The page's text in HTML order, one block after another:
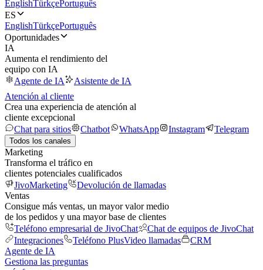
EnglishTürkçePortuguês
ES
EnglishTürkçePortuguês
Oportunidades
IA
Aumenta el rendimiento del
equipo con IA
Agente de IA
Asistente de IA
Atención al cliente
Crea una experiencia de atención al
cliente excepcional
Chat para sitios
Chatbot WhatsApp Instagram Telegram
Todos los canales
Marketing
Transforma el tráfico en
clientes potenciales cualificados
JivoMarketing
Devolución de llamadas
Ventas
Consigue más ventas, un mayor valor medio
de los pedidos y una mayor base de clientes
Teléfono empresarial de JivoChat
Chat de equipos de JivoChat
Integraciones
Teléfono PlusVideo llamadas
CRM
Agente de IA
Gestiona las preguntas